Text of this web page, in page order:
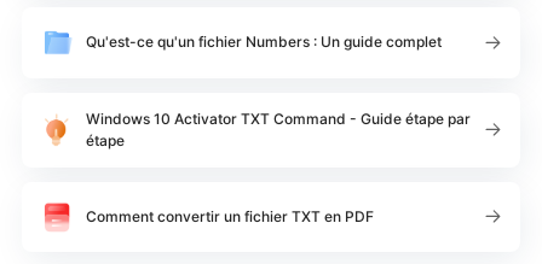
Qu'est-ce qu'un fichier Numbers : Un guide complet
Windows 10 Activator TXT Command - Guide étape par
étape
Comment convertir un fichier TXT en PDF